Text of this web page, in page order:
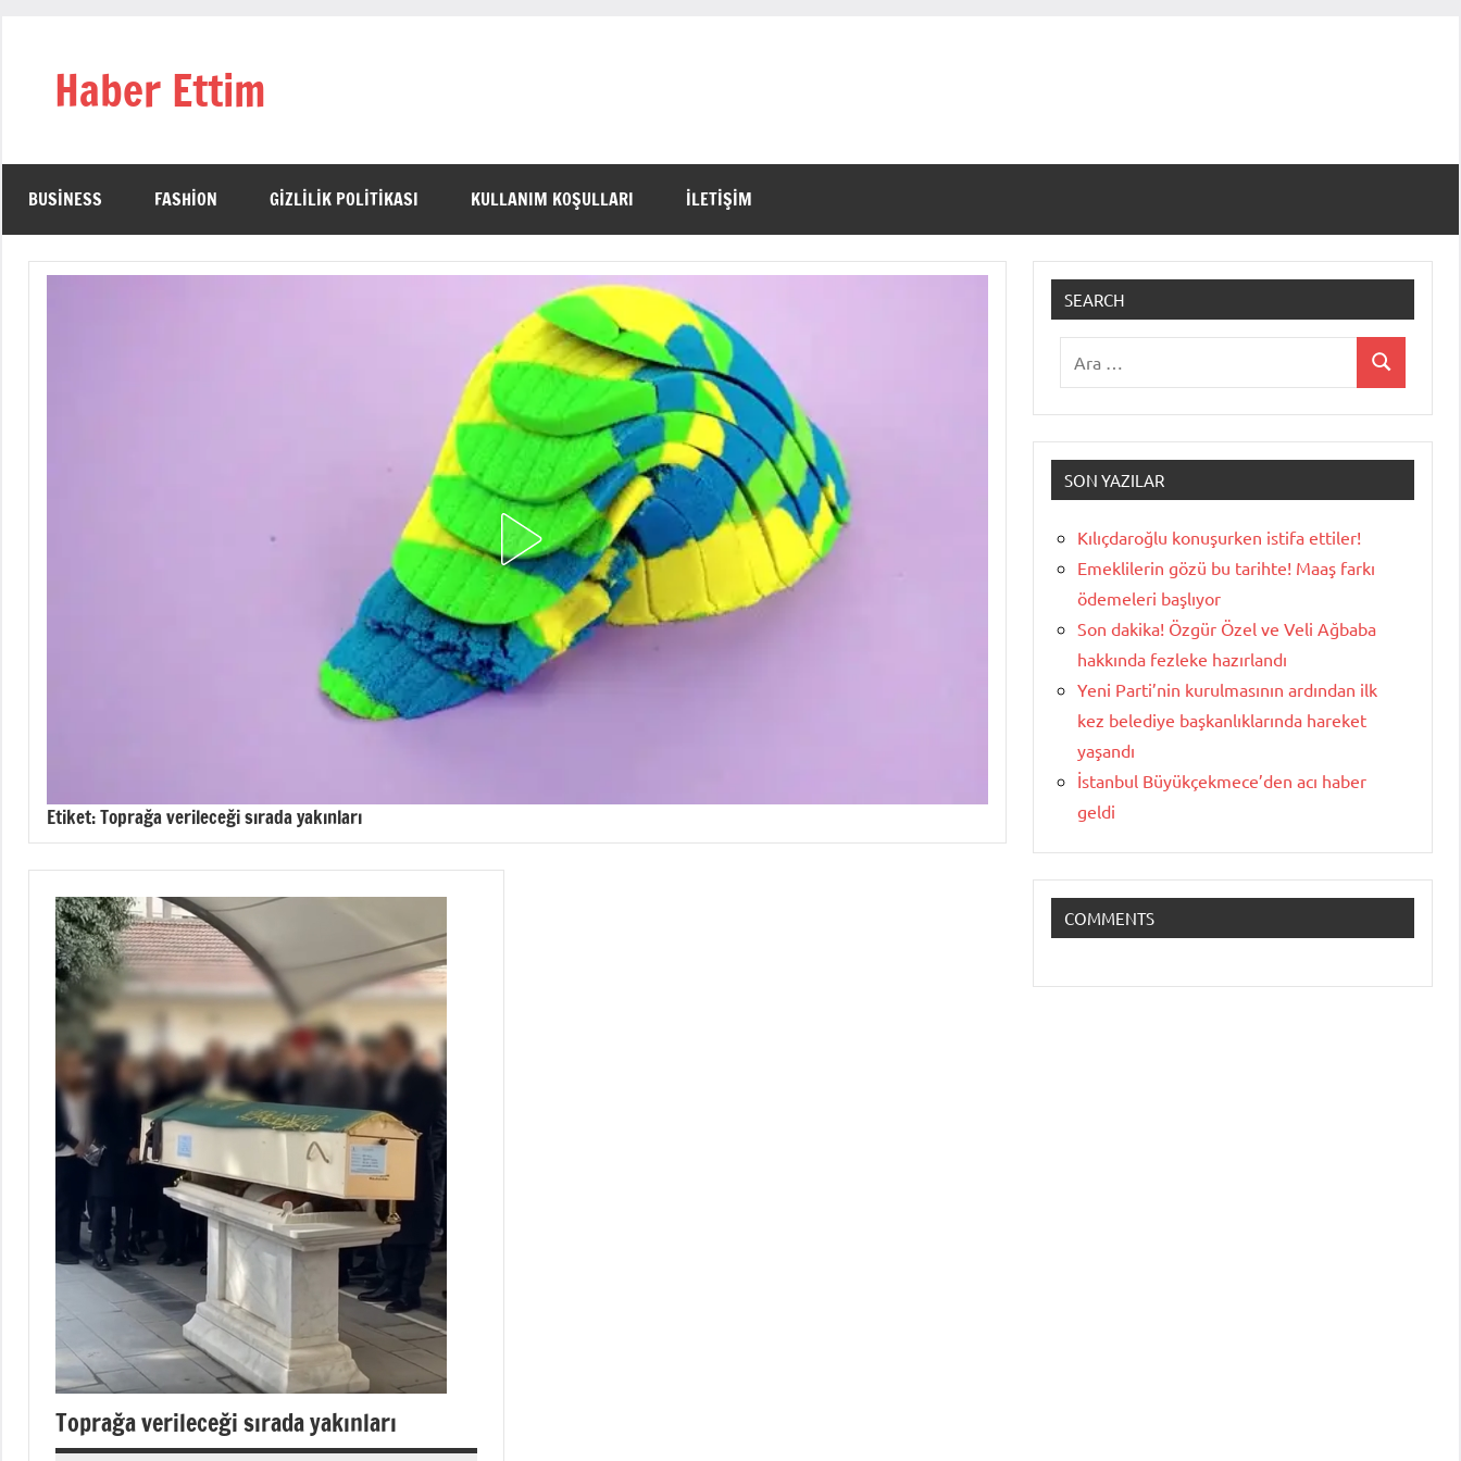
Haber Ettim
BUSINESS FASHION GIZLILIK POLITIKASI KULLANIM KOŞULLARI İLETİŞİM
Etiket:Toprağa verileceği sırada yakınları
Toprağa verileceği sırada yakınları
SEARCH
Ara
SON YAZILAR
Kılıçdaroğlu konuşurken istifa ettiler!
Emeklilerin gözü bu tarihte! Maaş farkı
ödemeleri başlıyor
Son dakika! Özgür Özel ve Veli Ağbaba
hakkında fezleke hazırlandı
Yeni Parti’nin kurulmasının ardından ilk
kez belediye başkanlıklarında hareket
yaşandı
İstanbul Büyükçekmece’den acı haber
geldi
COMMENTS